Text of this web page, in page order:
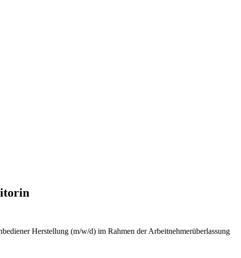
Herstellung (m/w/d) im Rahmen der Arbeitnehmerüberlassung